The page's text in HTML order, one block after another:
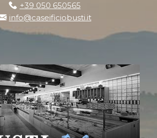
+39 050 650565
info@caseificiobusti.it